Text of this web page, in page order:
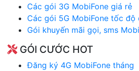
Các gói 3G MobiFone giá rẻ
Các gói 5G MobiFone tốc độ
Gói khuyến mãi gọi, sms
GÓI CƯỚC HOT
Đăng ký 4G MobiFone tháng